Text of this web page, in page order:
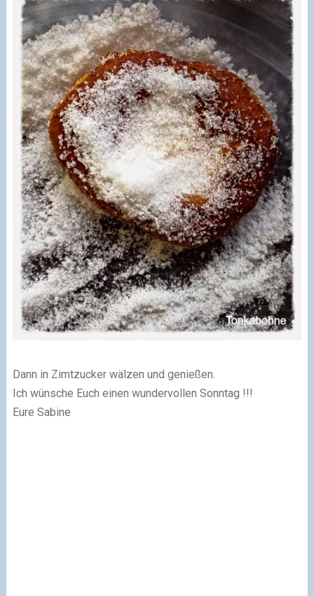
Dann in Zimtzucker wälzen und genießen.
Ich wünsche Euch einen wundervollen Sonntag !!!
Eure Sabine